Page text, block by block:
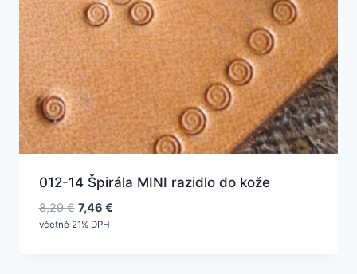
012-14 Špirála MINI razidlo do kože
8,29€ Pôvodná
cena
7,46 €Aktuálna
včetně 21% DPH